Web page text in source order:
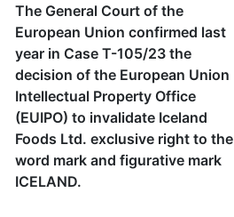
The General Court of the
European Union confirmed last
year in Case T-105/23 the
decision of the European Union
Intellectual Property Office
(EUIPO) to invalidate Iceland
Foods Ltd. exclusive right to the
word mark and figurative mark
ICELAND.